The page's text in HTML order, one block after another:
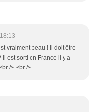
vraiment beau ! Il doit être
Il est sorti en France il y a
/> <br />